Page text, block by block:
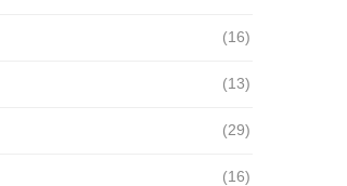
(16)
(13)
(29)
(16)